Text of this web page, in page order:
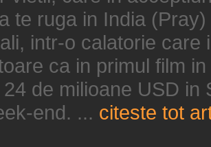
te ruga in India
intr-o calatorie
ca in primul film
de milioane USD in
end. ... citeste tot